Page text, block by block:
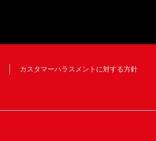
カスタマーハラスメントに対する方針